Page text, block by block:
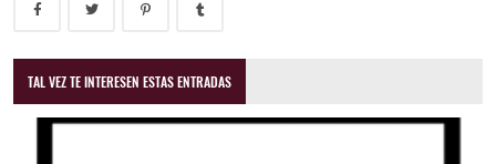
TAL VEZ TE INTERESEN ESTAS ENTRADAS